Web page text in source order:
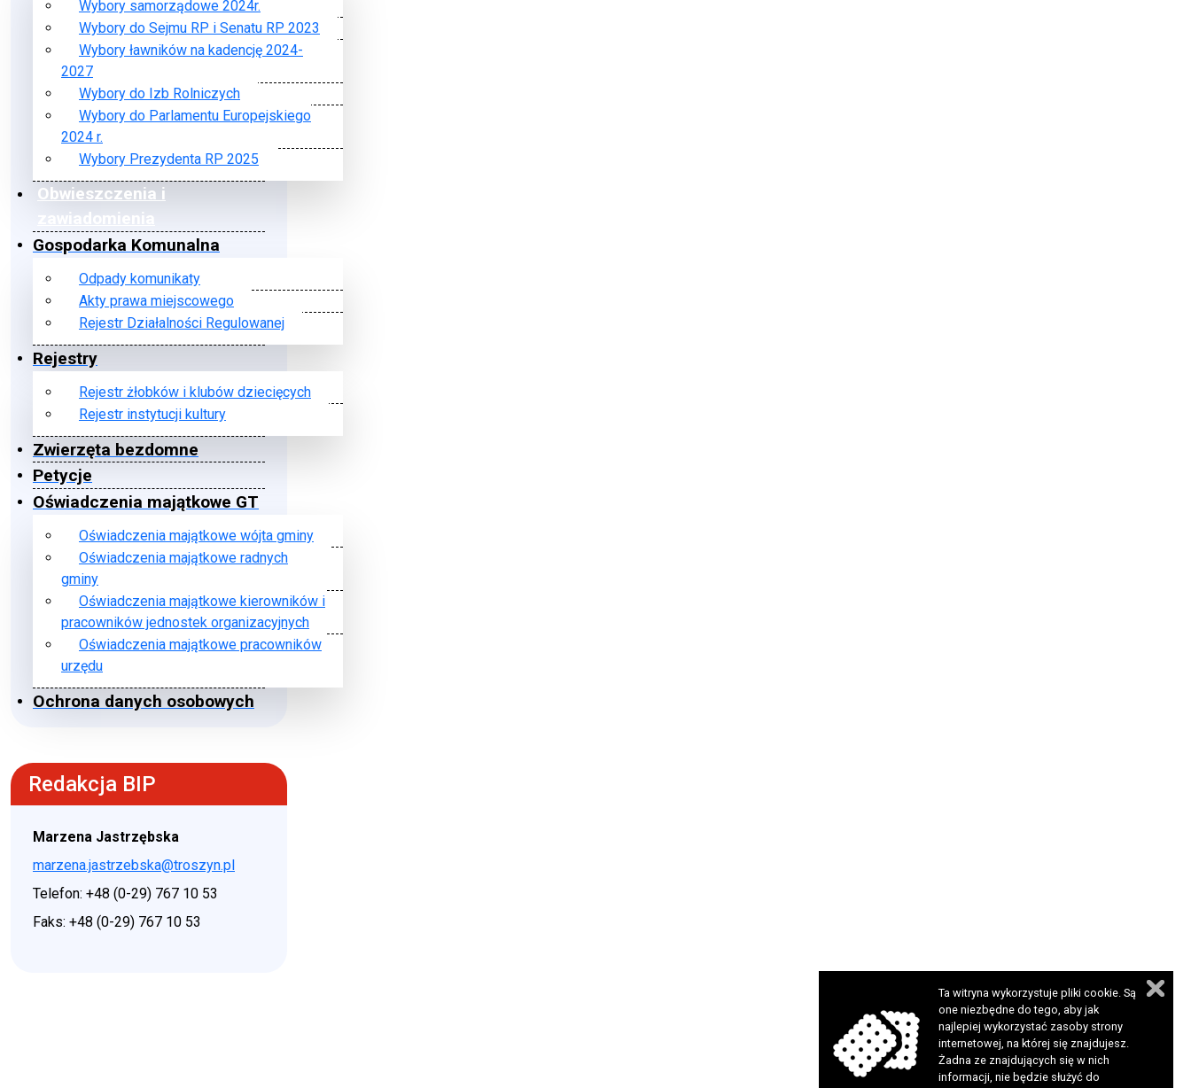
Wybory samorządowe 2024r.
Wybory do Sejmu RP i Senatu RP 2023
Wybory ławników na kadencję 2024-
2027
Wybory do Izb Rolniczych
Wybory do Parlamentu Europejskiego
2024 r.
Wybory Prezydenta RP 2025
Obwieszczenia i
zawiadomienia
Gospodarka Komunalna
Odpady komunikaty
Akty prawa miejscowego
Rejestr Działalności Regulowanej
Rejestry
Rejestr żłobków i klubów dziecięcych
Rejestr instytucji kultury
Zwierzęta bezdomne
Petycje
Oświadczenia majątkowe GT
Oświadczenia majątkowe wójta gminy
Oświadczenia majątkowe radnych
gminy
Oświadczenia majątkowe kierowników i
pracowników jednostek organizacyjnych
Oświadczenia majątkowe pracowników
urzędu
Ochrona danych osobowych
Redakcja BIP
Marzena Jastrzębska
marzena.jastrzebska@troszyn.pl
Telefon: +48 (0-29) 767 10 53
Faks: +48 (0-29) 767 10 53
Ta witryna wykorzystuje pliki cookie. Są
one niezbędne do tego, aby jak
najlepiej wykorzystać zasoby strony
internetowej, na której się znajdujesz.
Żadna ze znajdujących się w nich
informacji, nie będzie służyć do